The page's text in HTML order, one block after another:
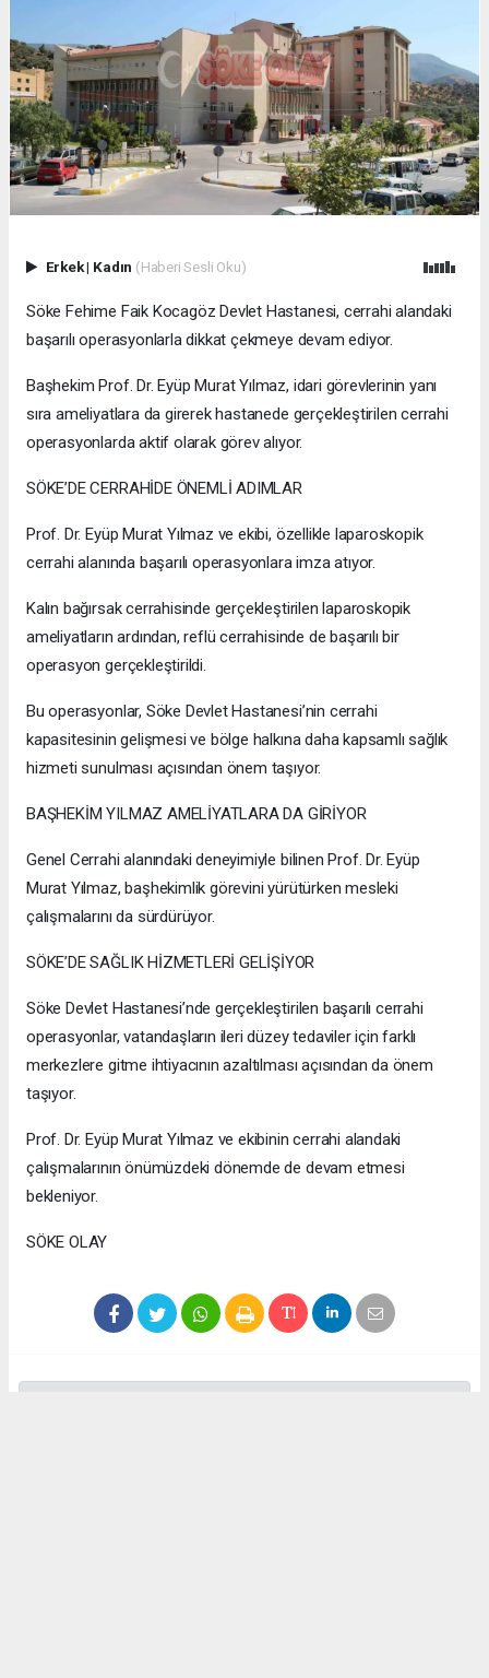
Erkek| Kadın (Haberi Sesli Oku)
Söke Fehime Faik Kocagöz Devlet Hastanesi, cerrahi alandaki
başarılı operasyonlarla dikkat çekmeye devam ediyor.
Başhekim Prof. Dr. Eyüp Murat Yılmaz, idari görevlerinin yanı
sıra ameliyatlara da girerek hastanede gerçekleştirilen cerrahi
operasyonlarda aktif olarak görev alıyor.
SÖKE’DE CERRAHİDE ÖNEMLİ ADIMLAR
Prof. Dr. Eyüp Murat Yılmaz ve ekibi, özellikle laparoskopik
cerrahi alanında başarılı operasyonlara imza atıyor.
Kalın bağırsak cerrahisinde gerçekleştirilen laparoskopik
ameliyatların ardından, reflü cerrahisinde de başarılı bir
operasyon gerçekleştirildi.
Bu operasyonlar, Söke Devlet Hastanesi’nin cerrahi
kapasitesinin gelişmesi ve bölge halkına daha kapsamlı sağlık
hizmeti sunulması açısından önem taşıyor.
BAŞHEKİM YILMAZ AMELİYATLARA DA GİRİYOR
Genel Cerrahi alanındaki deneyimiyle bilinen Prof. Dr. Eyüp
Murat Yılmaz, başhekimlik görevini yürütürken mesleki
çalışmalarını da sürdürüyor.
SÖKE’DE SAĞLIK HİZMETLERİ GELİŞİYOR
Söke Devlet Hastanesi’nde gerçekleştirilen başarılı cerrahi
operasyonlar, vatandaşların ileri düzey tedaviler için farklı
merkezlere gitme ihtiyacının azaltılması açısından da önem
taşıyor.
Prof. Dr. Eyüp Murat Yılmaz ve ekibinin cerrahi alandaki
çalışmalarının önümüzdeki dönemde de devam etmesi
bekleniyor.
SÖKE OLAY